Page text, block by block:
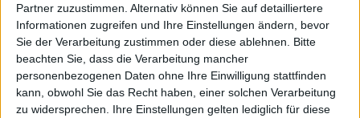
Partner zuzustimmen. Alternativ können Sie auf detailliertere
Informationen zugreifen und Ihre Einstellungen ändern, bevor
Sie der Verarbeitung zustimmen oder diese ablehnen.
Bitte
beachten Sie, dass die Verarbeitung mancher
personenbezogenen Daten ohne Ihre Einwilligung stattfinden
kann, obwohl Sie das Recht haben, einer solchen Verarbeitung
zu widersprechen. Ihre Einstellungen gelten lediglich für diese